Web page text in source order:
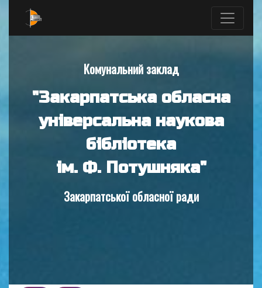
Комунальний заклад
"Закарпатська обласна
універсальна наукова
бібліотека
ім. Ф. Потушняка"
Закарпатської обласної ради